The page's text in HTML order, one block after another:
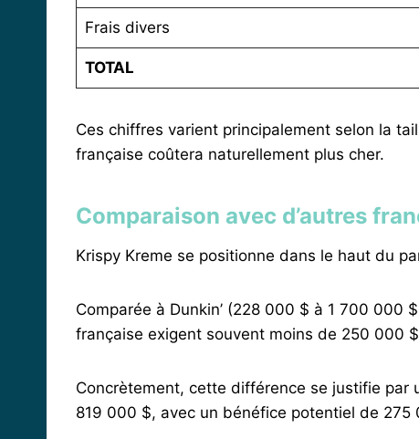
Frais divers
TOTAL
Ces chiffres varient principalement selon la
française coûtera naturellement plus cher.
Comparaison avec d’autres
Krispy Kreme se positionne dans le haut du
Comparée à Dunkin’ (228 000 $ à 1 700 000
française exigent souvent moins de 250 000
Concrètement, cette différence se justifie par
819 000 $, avec un bénéfice potentiel de 275